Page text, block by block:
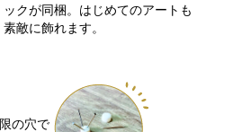
ックが同梱。はじめてのアートも
素敵に飾れます。
の穴で